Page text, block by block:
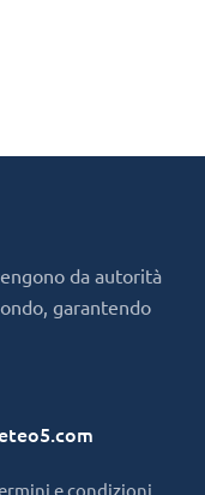
da autorità
garantendo
e condizioni